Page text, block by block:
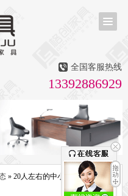
职员台
经理办公桌
全国客服热线
13392886929
» 20人左右的中小企业该如何选择